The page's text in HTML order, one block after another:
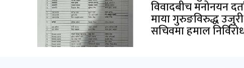
विवादबीच मनोनयन
माया गुरुङविरुद्ध
सचिवमा हमाल